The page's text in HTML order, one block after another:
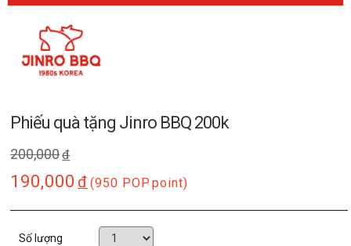
Phiếu quà tặng Jinro BBQ 200k
200,000đ
190,000 đ (950 POP point)
Số lượng